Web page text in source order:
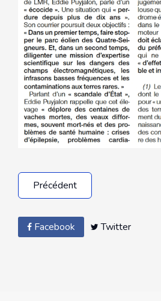
Précédent
Facebook Twitter